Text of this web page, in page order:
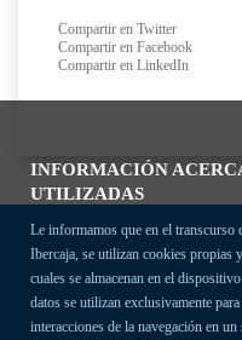
INFORMACIÓN
UTILIZADAS
Le informamos que en el
Ibercaja, se utilizan cookies propias
cuales se almacenan en el
datos se utilizan exclusivamente
interacciones de la navegación en
Compartir en Twitter
Compartir en Facebook
Compartir en LinkedIn